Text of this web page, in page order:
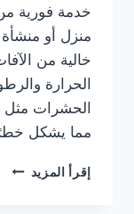
خدمة فورية
منزل أو
خالية من
الحرارة
الحشرات مثل
مما يشكل
إقرأ المزيد شركة